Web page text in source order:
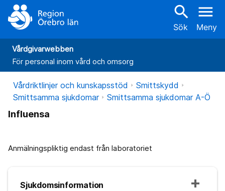
search
Sök
menu
Meny
Vårdgivarwebben
För personal inom vård och omsorg
Vårdriktlinjer och kunskapsstöd
Smittskydd
Smittsamma sjukdomar
Smittsamma sjukdomar A-Ö
Influensa
Anmälningspliktig endast från laboratoriet
Sjukdomsinformation